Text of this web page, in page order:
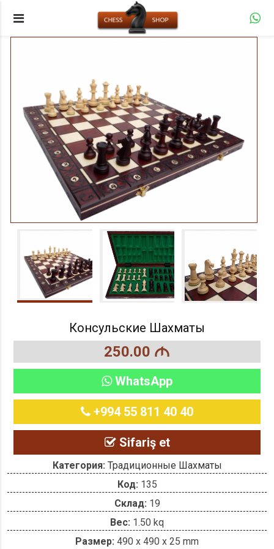
Консульские Шахматы
250.00 M
WhatsApp
+994 55 811 40 40
Sifariş et
Категория: Традиционные Шахматы
Код: 135
Склад: 19
Вес: 1.50 kq
Размер: 490 x 490 x 25 mm